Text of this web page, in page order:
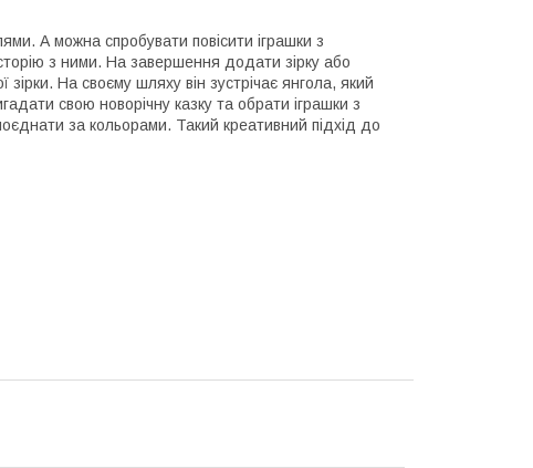
А можна спробувати повісити іграшки з
з ними. На завершення додати зірку або
На своєму шляху він зустрічає янгола, який
свою новорічну казку та обрати іграшки з
за кольорами. Такий креативний підхід до